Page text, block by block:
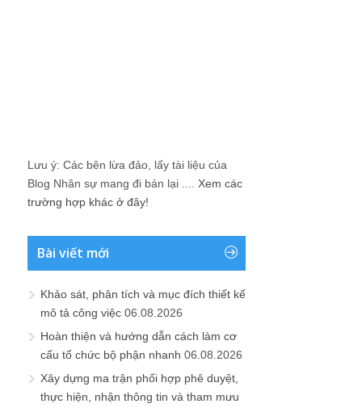
Lưu ý: Các bên lừa đảo, lấy tài liệu của
Blog Nhân sự mang đi bán lại .... Xem các
trường hợp khác ở đây!
Bài viết mới
Khảo sát, phân tích và mục đích thiết kế
mô tả công việc 06.08.2026
Hoàn thiện và hướng dẫn cách làm cơ
cấu tổ chức bộ phận nhanh 06.08.2026
Xây dựng ma trận phối hợp phê duyệt,
thực hiện, nhận thông tin và tham mưu